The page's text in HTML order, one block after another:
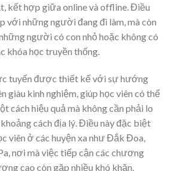
kết hợp giữa online và offline. Điều
với những người đang đi làm, mà còn
người có con nhỏ hoặc không có
khóa học truyền thống.
tuyến được thiết kế với sự hướng
giàu kinh nghiệm, giúp học viên có thể
cách hiệu quả mà không cần phải lo
cách địa lý. Điều này đặc biệt
viên ở các huyện xa như Đắk Đoa,
nơi mà việc tiếp cận các chương
cao còn gặp nhiều khó khăn.